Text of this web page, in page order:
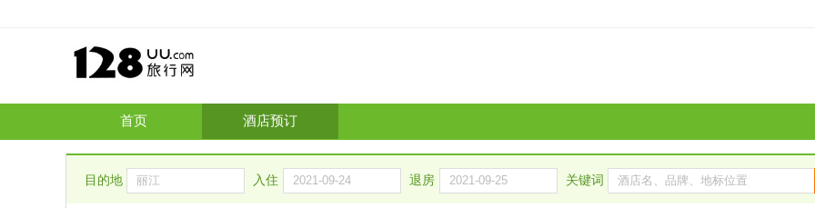
首页 酒店预订
目的地 入住 退房 关键词